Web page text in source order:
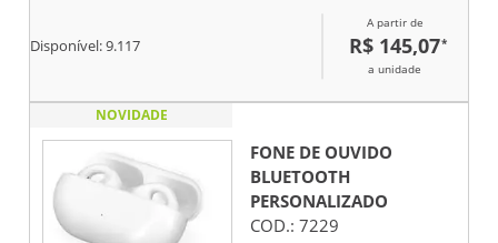
tecido na parte superior da
hastes, microfone para
atendimento de chamadas,
– no corpo do fone. Executa nos
Rádio FM e Cartão TF (Micro sd).
Acompanha cabo USB tipo-C.
Para liga-lo, basta pressionar o
botão "play".
Disponível:9.117
A partir de
R$ 145,07*
a unidade
NOVIDADE
FONE DE OUVIDO
BLUETOOTH
PERSONALIZADO
COD.: 7229